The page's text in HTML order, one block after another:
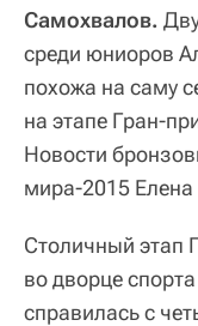
Самохвалов.
среди юниоров
похожа на саму
на этапе Гран-
Новости
мира-2015
Столичный этап
во дворце
справилась с